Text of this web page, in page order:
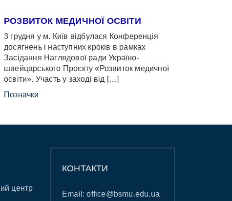
РОЗВИТОК МЕДИЧНОЇ ОСВІТИ
3 грудня у м. Київ відбулася Конференція
досягнень і наступних кроків в рамках
Засідання Наглядової ради Україно-
швейцарського Проєкту «Розвиток медичної
освіти». Участь у заході від […]
Позначки
центр
КОНТАКТИ
Email:office@bsmu.edu.ua